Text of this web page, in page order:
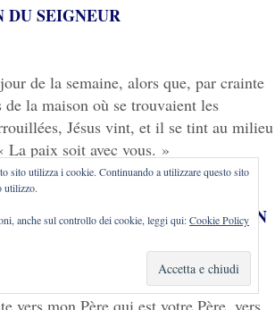
DU SEIGNEUR
de la semaine, alors que, par crainte
de la maison où se trouvaient les
Jésus vint, et il se tint au milieu
paix soit avec vous. »
GLORIEUX L’ASCENSION
Magdala : « Va trouver mes frères et
vers mon Père qui est votre Père, vers
sito utilizza i cookie. Continuando a utilizzare questo sito
utilizzo.
anche sul controllo dei cookie, leggi qui:Cookie Policy